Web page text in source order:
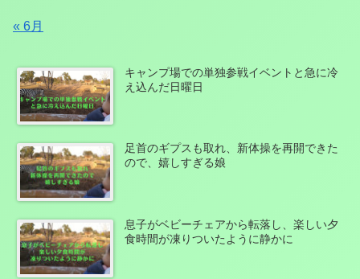
« 6月
キャンプ場での単独参戦イベントと急に冷
え込んだ日曜日
足首のギプスも取れ、新体操を再開できた
ので、嬉しすぎる娘
息子がベビーチェアから転落し、楽しい夕
食時間が凍りついたように静かに